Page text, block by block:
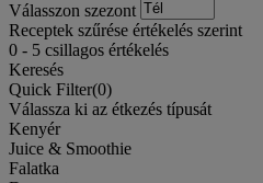
Válasszon szezont
Receptek szűrése értékelés szerint
0 - 5 csillagos értékelés
Keresés
Quick Filter(0)
Válassza ki az étkezés típusát
Kenyér
Juice & Smoothie
Falatka